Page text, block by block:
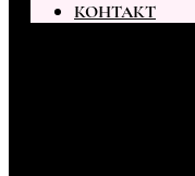
КОНТАКТ